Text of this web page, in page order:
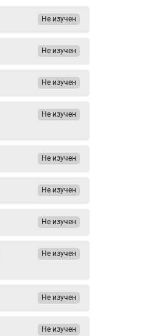
Не изучен
Не изучен
Не изучен
Не изучен
Не изучен
Не изучен
Не изучен
Не изучен
Не изучен
Не изучен